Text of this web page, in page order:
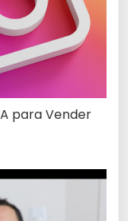
para Vender